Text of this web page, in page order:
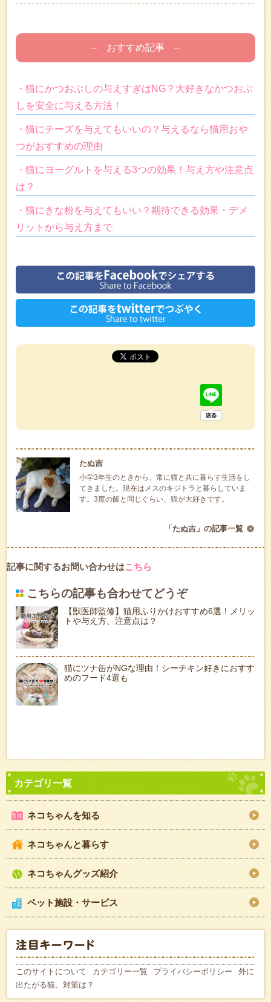
– おすすめ記事 –
・猫にかつおぶしの与えすぎはNG？大好きなかつおぶ
しを安全に与える方法！
・猫にチーズを与えてもいいの？与えるなら猫用おや
つがおすすめの理由
・猫にヨーグルトを与える3つの効果！与え方や注意点
は？
・猫にきな粉を与えてもいい？期待できる効果・デメ
リットから与え方まで
たぬ吉
小学3年生のときから、常に猫と共に暮らす生活をし
てきました。現在はメスのキジトラと暮らしていま
す。3度の飯と同じぐらい、猫が大好きです。
「たぬ吉」の記事一覧
記事に関するお問い合わせはこちら
こちらの記事も合わせてどうぞ
【獣医師監修】猫用ふりかけおすすめ6選！メリッ
トや与え方、注意点は？
猫にツナ缶がNGな理由！シーチキン好きにおすす
めのフード4選も
ネコちゃんを知る
ネコちゃんと暮らす
ネコちゃんグッズ紹介
ペット施設・サービス
このサイトについて カテゴリー一覧 プライバシーポリシー
外に
出たがる猫。対策は？